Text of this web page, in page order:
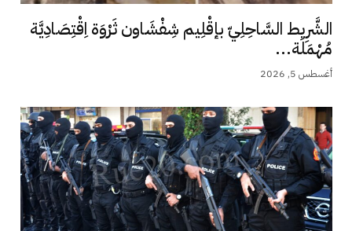
الشَّرِيط السَّاحِلِيّ بإقْلِيم شِفْشَاون ثَرْوَة اِقْتِصَادِيَّة
مُهْمَلَة...
أغسطس 5, 2026